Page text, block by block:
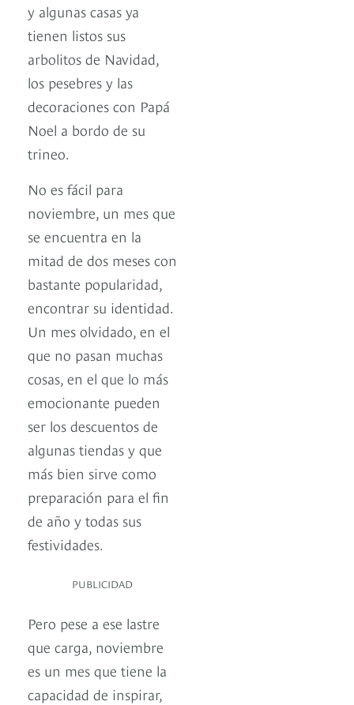
y algunas casas ya
tienen listos sus
arbolitos de Navidad,
los pesebres y las
decoraciones con Papá
Noel a bordo de su
trineo.
No es fácil para
noviembre, un mes que
se encuentra en la
mitad de dos meses con
bastante popularidad,
encontrar su identidad.
Un mes olvidado, en el
que no pasan muchas
cosas, en el que lo más
emocionante pueden
ser los descuentos de
algunas tiendas y que
más bien sirve como
preparación para el fin
de año y todas sus
festividades.
PUBLICIDAD
Pero pese a ese lastre
que carga, noviembre
es un mes que tiene la
capacidad de inspirar,